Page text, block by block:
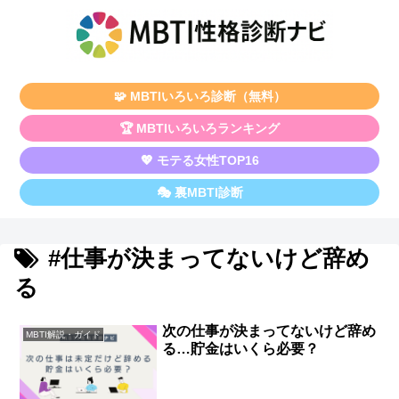
🧩 MBTIいろいろ診断（無料）
🏆 MBTIいろいろランキング
💖 モテる女性TOP16
🎭 裏MBTI診断
#仕事が決まってないけど辞め
る
MBTI解説・ガイド
次の仕事が決まってないけど辞め
る…貯金はいくら必要？